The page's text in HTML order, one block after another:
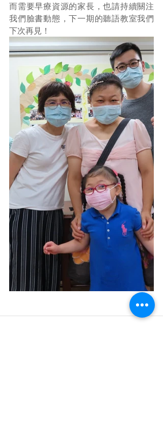
而需要早療資源的家長，也請持續關注
我們臉書動態，下一期的聽語教室我們
下次再見！